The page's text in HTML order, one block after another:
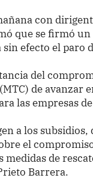
con
que se firmó un
efecto el paro
del
de avanzar
las empresas
a los subsidios,
el
medidas de
Barrera.